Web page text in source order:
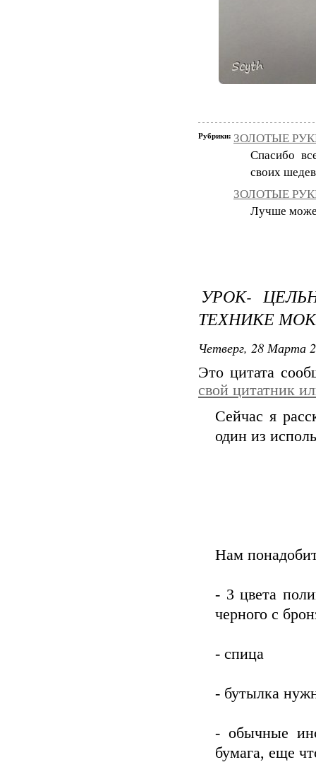
Рубрики: ЗОЛОТЫЕ
Спасибо
своих
ЗОЛОТЫЕ
Лучше
УРОК-
ТЕХНИКЕ
Четверг, 28 Марта
Это цитата
свой цитатник
Сейчас я
один из
Нам
- 3 цвета
черного с
- спица
- бутылка
- обычные
бумага, еще